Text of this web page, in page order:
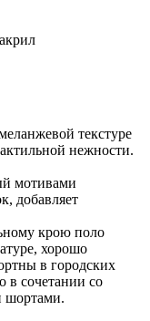
текстуре
нежности.
мотивами
добавляет
крою поло
хорошо
в городских
в сочетании со
шортами.